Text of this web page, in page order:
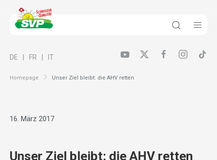
Homepage Unser Ziel bleibt: die AHV retten
DE FR IT
16. März 2017
Unser Ziel bleibt: die AHV retten